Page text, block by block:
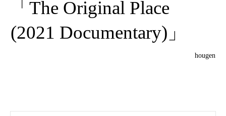
「The Original Place
(2021 Documentary)」
hougen